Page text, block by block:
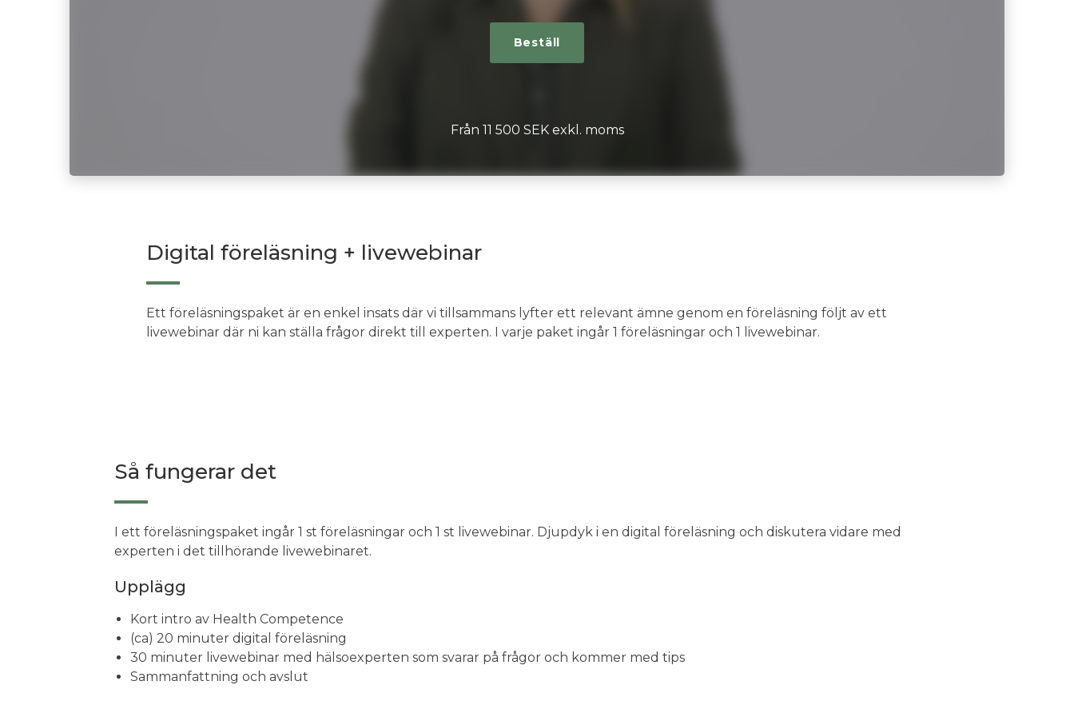
Beställ
Från 11 500 SEK exkl. moms
Digital föreläsning + livewebinar
Ett föreläsningspaket är en enkel insats där vi tillsammans lyfter ett relevant ämne genom en föreläsning följt av ett
livewebinar där ni kan ställa frågor direkt till experten. I varje paket ingår 1 föreläsningar och 1 livewebinar.
Så fungerar det
I ett föreläsningspaket ingår 1 st föreläsningar och 1 st livewebinar. Djupdyk i en digital föreläsning och diskutera vidare med
experten i det tillhörande livewebinaret.
Upplägg
Kort intro av Health Competence
(ca) 20 minuter digital föreläsning
30 minuter livewebinar med hälsoexperten som svarar på frågor och kommer med tips
Sammanfattning och avslut